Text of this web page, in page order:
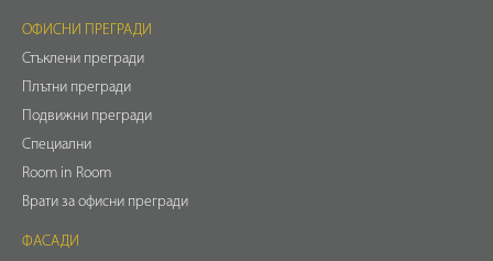
ОФИСНИ ПРЕГРАДИ
Стъклени прегради
Плътни прегради
Подвижни прегради
Специални
Room in Room
Врати за офисни прегради
ФАСАДИ